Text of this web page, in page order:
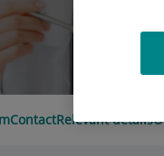
ContactRelevant details